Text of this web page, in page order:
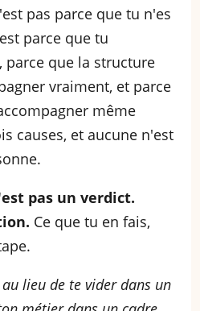
pas parce que tu n'es
parce que tu
parce que la structure
vraiment, et parce
même
causes, et aucune n'est
pas un verdict.
Ce que tu en fais,
lieu de te vider dans un